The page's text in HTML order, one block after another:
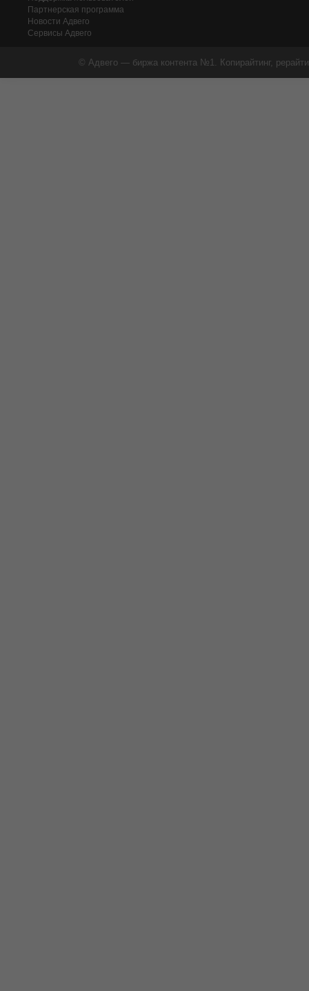
Партнерская программа
Новости Адвего
Сервисы Адвего
© Адвего — биржа контента №1. Копирайтинг,